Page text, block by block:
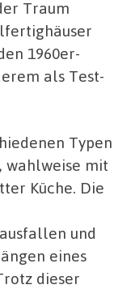
Traum
1960er-
als Test-
Typen
wahlweise mit
Küche. Die
und
eines
dieser